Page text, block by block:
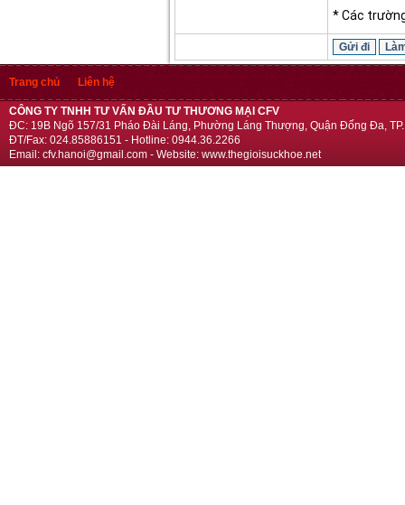
* Các
Trang chủ Liên hệ
CÔNG TY TNHH TƯ VẤN ĐẦU TƯ THƯƠNG MẠI CFV
ĐC: 19B Ngõ 157/31 Pháo Đài Láng, Phường Láng Thượng, Quận Đống Đa,
ĐT/Fax: 024.85886151 - Hotline: 0944.36.2266
Email: cfv.hanoi@gmail.com - Website: www.thegioisuckhoe.net